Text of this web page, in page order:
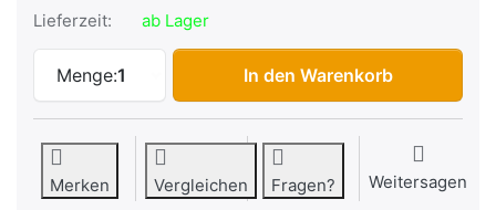
Lieferzeit: ab Lager
Menge:1
Spiegelloch-Abdeckungen Vespa GTS/
In den Warenkorb
Merken Vergleichen Fragen? Weitersagen